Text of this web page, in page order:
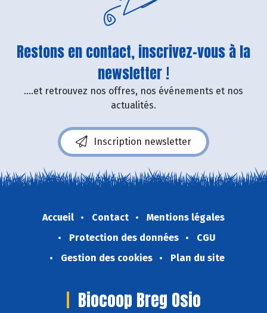
Restons en contact, inscrivez-vous à la
newsletter !
....et retrouvez nos offres, nos événements et nos
actualités.
Inscription newsletter
Accueil Contact
Mentions légales
Protection des données
CGU
Gestion des cookies
Plan du site
Biocoop Breg Osio